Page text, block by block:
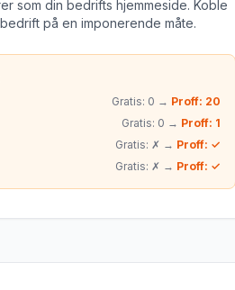
som din bedrifts hjemmeside. Koble
på en imponerende måte.
Gratis: 0 → Proff: 20
Gratis: 0 → Proff: 1
Gratis: ✗ → Proff: ✓
Gratis: ✗ → Proff: ✓